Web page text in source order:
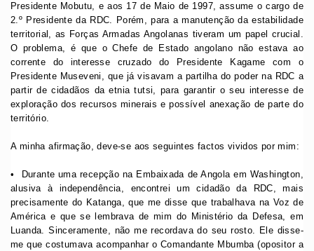
Presidente Mobutu, e aos 17 de Maio de 1997, assume o cargo de
2.º Presidente da RDC. Porém, para a manutenção da estabilidade
territorial, as Forças Armadas Angolanas tiveram um papel crucial.
O problema, é que o Chefe de Estado angolano não estava ao
corrente do interesse cruzado do Presidente Kagame com o
Presidente Museveni, que já visavam a partilha do poder na RDC a
partir de cidadãos da etnia tutsi, para garantir o seu interesse de
exploração dos recursos minerais e possível anexação de parte do
território.
A minha afirmação, deve-se aos seguintes factos vividos por mim:
•⁠ ⁠Durante uma recepção na Embaixada de Angola em Washington,
alusiva à independência, encontrei um cidadão da RDC, mais
precisamente do Katanga, que me disse que trabalhava na Voz de
América e que se lembrava de mim do Ministério da Defesa, em
Luanda. Sinceramente, não me recordava do seu rosto. Ele disse-
me que costumava acompanhar o Comandante Mbumba (opositor a